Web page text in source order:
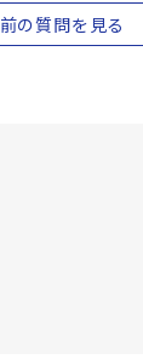
前の質問を見る